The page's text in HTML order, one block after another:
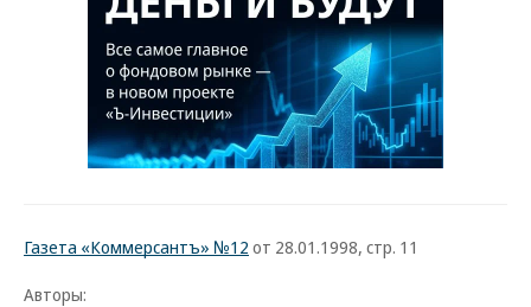
Газета «Коммерсантъ» №12 от 28.01.1998, стр. 11
Авторы: